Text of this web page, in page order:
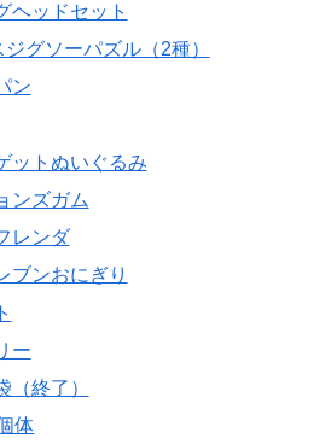
ヘッドセット
グソーパズル（2種）
ン
ットぬいぐるみ
ンズガム
レンダ
ブンおにぎり
ー
（終了）
体